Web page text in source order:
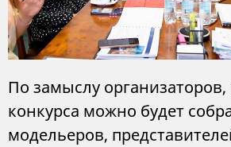
По замыслу
конкурса можно будет
модельеров,